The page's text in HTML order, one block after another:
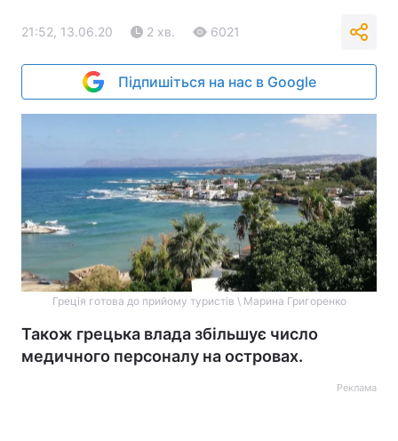
21:52, 13.06.20 2 хв. 6021
Підпишіться на нас в Google
Греція готова до прийому туристів \ Марина Григоренко
Також грецька влада збільшує число
медичного персоналу на островах.
Реклама